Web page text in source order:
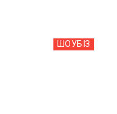
ШОУБIЗ